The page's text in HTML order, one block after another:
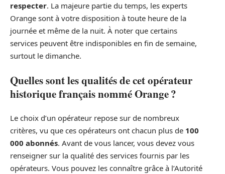
respecter. La majeure partie du temps, les experts
Orange sont à votre disposition à toute heure de la
journée et même de la nuit. À noter que certains
services peuvent être indisponibles en fin de semaine,
surtout le dimanche.
Quelles sont les qualités de cet opérateur
historique français nommé Orange ?
Le choix d’un opérateur repose sur de nombreux
critères, vu que ces opérateurs ont chacun plus de 100
000 abonnés. Avant de vous lancer, vous devez vous
renseigner sur la qualité des services fournis par les
opérateurs. Vous pouvez les connaître grâce à l’Autorité